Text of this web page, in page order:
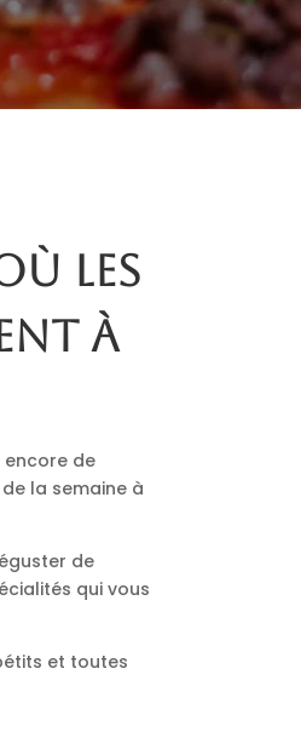
les
à
encore de
la semaine à
de
qui vous
et toutes